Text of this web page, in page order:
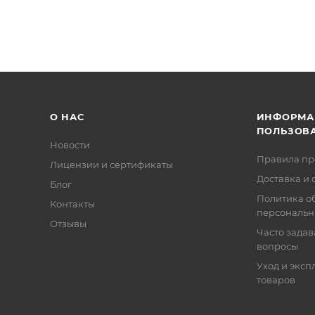
О НАС
Новости
Лицензии и сертификаты
Блог
Контакты
Отзывы
Правила
Доставка и
Политика
Часто
вопросы
Уход и
товаров